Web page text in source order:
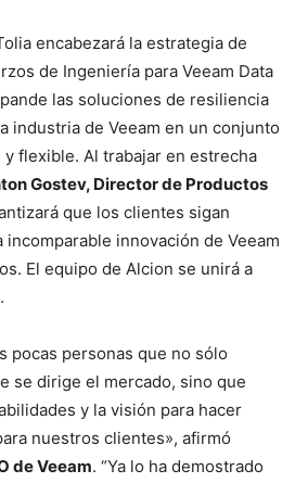
encabezará la estrategia de
de Ingeniería para Veeam Data
las soluciones de resiliencia
industria de Veeam en un conjunto
flexible. Al trabajar en estrecha
Gostev, Director de Productos
que los clientes sigan
innovación de Veeam
El equipo de Alcion se unirá a
pocas personas que no sólo
se dirige el mercado, sino que
y la visión para hacer
nuestros clientes», afirmó
de Veeam. “Ya lo ha demostrado